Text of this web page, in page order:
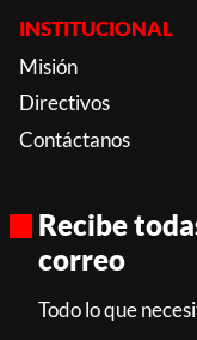
INSTITUCIONAL
Misión
Directivos
Contáctanos
Recibe
correo
Todo lo que